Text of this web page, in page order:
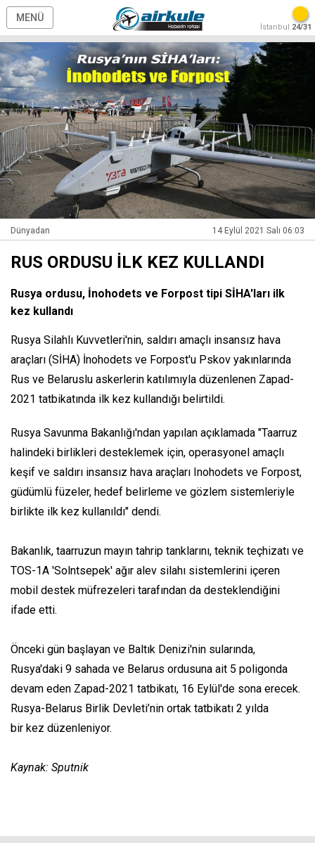
MENÜ
İstanbul 24/31
Dünyadan 14 Eylül 2021 Salı 06:03
RUS ORDUSU İLK KEZ KULLANDI
Rusya ordusu, İnohodets ve Forpost tipi SİHA'ları ilk
kez kullandı
Rusya Silahlı Kuvvetleri'nin, saldırı amaçlı insansız hava
araçları (SİHA) İnohodets ve Forpost'u Pskov yakınlarında
Rus ve Belaruslu askerlerin katılımıyla düzenlenen Zapad-
2021 tatbikatında ilk kez kullandığı belirtildi.
Rusya Savunma Bakanlığı'ndan yapılan açıklamada "Taarruz
halindeki birlikleri desteklemek için, operasyonel amaçlı
keşif ve saldırı insansız hava araçları Inohodets ve Forpost,
güdümlü füzeler, hedef belirleme ve gözlem sistemleriyle
birlikte ilk kez kullanıldı" dendi.
Bakanlık, taarruzun mayın tahrip tanklarını, teknik teçhizatı ve
TOS-1A 'Solntsepek' ağır alev silahı sistemlerini içeren
mobil destek müfrezeleri tarafından da desteklendiğini
ifade etti.
Önceki gün başlayan ve Baltık Denizi'nin sularında,
Rusya'daki 9 sahada ve Belarus ordusuna ait 5 poligonda
devam eden Zapad-2021 tatbikatı, 16 Eylül'de sona erecek.
Rusya-Belarus Birlik Devleti’nin ortak tatbikatı 2 yılda
bir kez düzenleniyor.
Kaynak: Sputnik